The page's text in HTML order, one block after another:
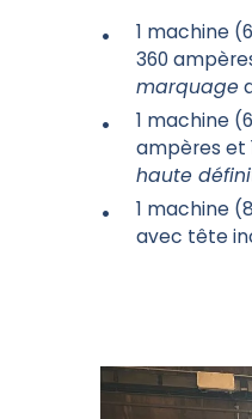
1 machine
360
marquage
1 machine
ampères et
haute
1 machine
avec tête